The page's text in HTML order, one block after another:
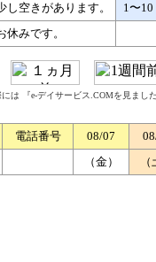
し空きがあります。 1〜10
休みです。
は 『e-デイサービス.COMを見まし
電話番号 08/07
（金）
（